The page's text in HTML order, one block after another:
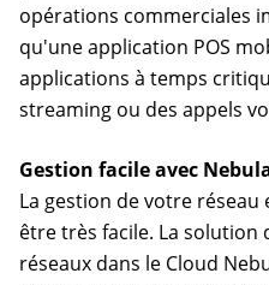
opérations commerciales
qu'une application POS
applications à temps
streaming ou des appels
Gestion facile avec
La gestion de votre
être très facile. La solution
réseaux dans le Cloud